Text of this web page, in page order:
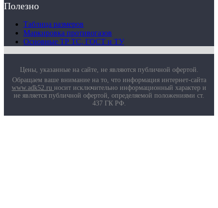
Полезно
Таблица размеров
Маркировка противогазов
Основные ТР ТС, ГОСТ и ТУ
Цены, указанные на сайте, не являются публичной офертой.
Обращаем ваше внимание на то, что информация интернет-сайта
www.adk52.ru носит исключительно информационный характер и
не является публичной офертой, определяемой положениями ст.
437 ГК РФ.